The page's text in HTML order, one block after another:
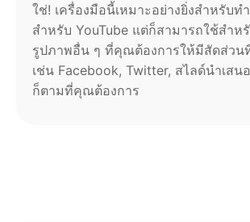
ใช่! เครื่องมือนี้เหมาะอย่างยิ่งสำหรับท
สำหรับ YouTube แต่ก็สามารถใช้สำห
รูปภาพอื่น ๆ ที่คุณต้องการให้มีสัดส่วน
เช่น Facebook, Twitter, สไลด์นำเสน
ก็ตามที่คุณต้องการ